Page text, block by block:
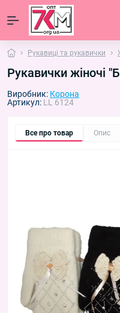
Рукавиці та рукавички
Рукавички жіночі
Виробник: Корона
Артикул: LL 6124
Все про товар Опис